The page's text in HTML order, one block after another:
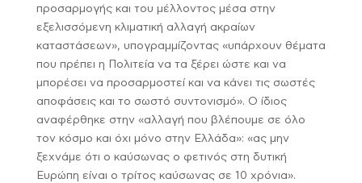
προσαρμογής και του μέλλοντος μέσα στην
εξελισσόμενη κλιματική αλλαγή ακραίων
καταστάσεων», υπογραμμίζοντας «υπάρχουν θέματα
που πρέπει η Πολιτεία να τα ξέρει ώστε και να
μπορέσει να προσαρμοστεί και να κάνει τις σωστές
αποφάσεις και το σωστό συντονισμό». Ο ίδιος
αναφέρθηκε στην «αλλαγή που βλέπουμε σε όλο
τον κόσμο και όχι μόνο στην Ελλάδα»: «ας μην
ξεχνάμε ότι ο καύσωνας ο φετινός στη δυτική
Ευρώπη είναι ο τρίτος καύσωνας σε 10 χρόνια».